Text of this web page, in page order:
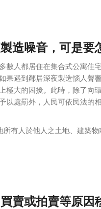
造噪音，可是要
數人都居住在集合式公寓住
果遇到鄰居深夜製造惱人聲
極大的困擾。此時，除了向
以處罰外，人民可依民法的
所有人於他人之土地、建築
賣或拍賣等原因